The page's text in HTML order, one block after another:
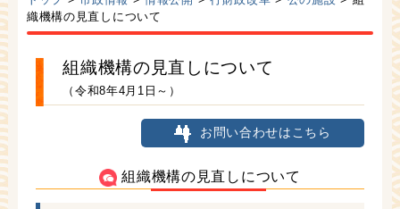
織機構の見直しについて
組織機構の見直しについて
（令和8年4月1日～）
お問い合わせはこちら
組織機構の見直しについて